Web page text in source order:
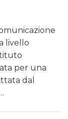
livello
per una
dal